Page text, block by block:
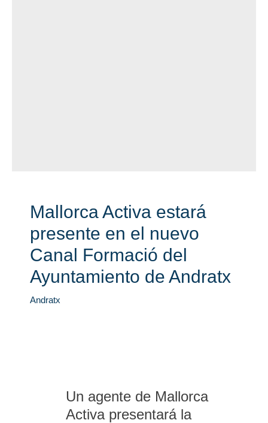
Mallorca Activa estará
presente en el nuevo
Canal Formació del
Ayuntamiento de Andratx
Andratx
Un agente de Mallorca
Activa presentará la